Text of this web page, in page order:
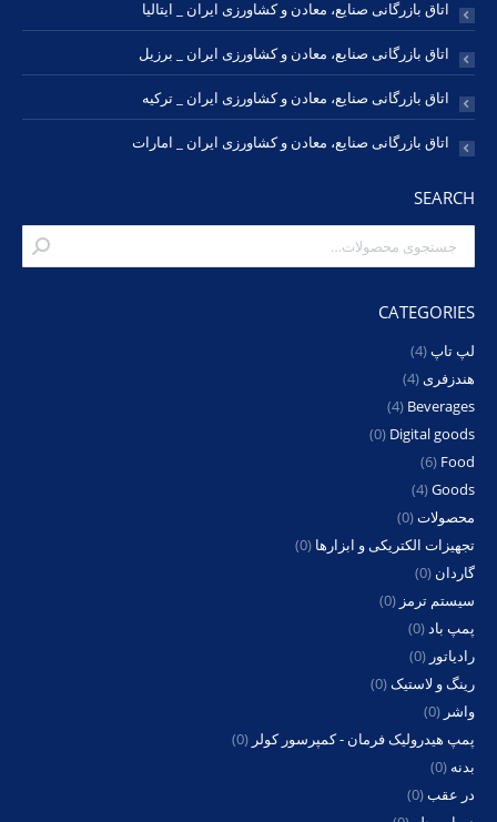
اتاق بازرگانی صنایع، معادن و کشاورزی ایران _ ایتالیا
اتاق بازرگانی صنایع، معادن و کشاورزی ایران _ برزیل
اتاق بازرگانی صنایع، معادن و کشاورزی ایران _ ترکیه
اتاق بازرگانی صنایع، معادن و کشاورزی ایران _ امارات
SEARCH
CATEGORIES
لپ تاپ(4)
هندزفری(4)
Beverages
(4)
Digital goods
(0)
Food
(6)
Goods
(4)
محصولات(0)
تجهیزات الکتریکی و ابزارها (0)
گاردان (0)
سیستم ترمز (0)
پمپ باد(0)
رادیاتور (0)
رینگ و لاستیک(0)
واشر (0)
پمپ هیدرولیک فرمان - کمپرسور کولر (0)
بدنه (0)
در عقب(0)